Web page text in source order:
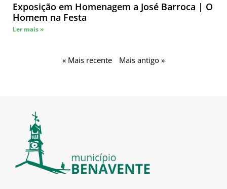
Exposição em Homenagem a José Barroca | O
Homem na Festa
Ler mais »
« Mais recente Mais antigo »